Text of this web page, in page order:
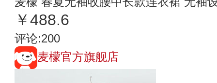
￥488.6
评论:200
麦檬官方旗舰店